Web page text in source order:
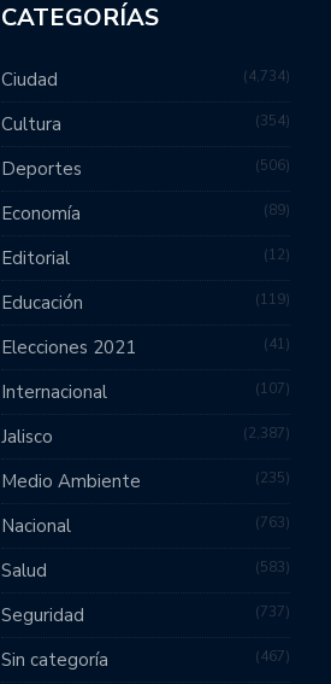
CATEGORÍAS
Ciudad 4,734
Cultura 354
Deportes 506
Economía 89
Editorial 12
Educación 119
Elecciones 2021 41
Internacional 107
Jalisco 2,387
Medio Ambiente 235
Nacional 763
Salud 583
Seguridad 737
Sin categoría 467